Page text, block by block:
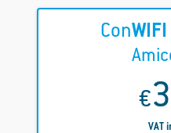
ConWIFI
€
VAT